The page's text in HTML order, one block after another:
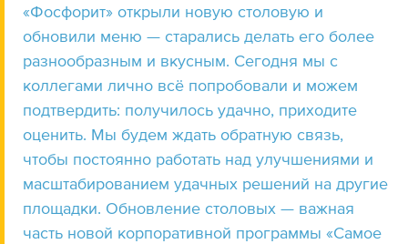
«Фосфорит» открыли новую столовую и
обновили меню — старались делать его более
разнообразным и вкусным. Сегодня мы с
коллегами лично всё попробовали и можем
подтвердить: получилось удачно, приходите
оценить. Мы будем ждать обратную связь,
чтобы постоянно работать над улучшениями и
масштабированием удачных решений на другие
площадки. Обновление столовых — важная
часть новой корпоративной программы «Самое